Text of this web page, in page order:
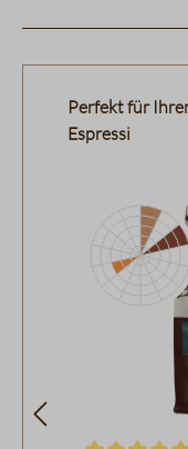
Produktgalerie
Perfekt für
Espressi
Datentabelle